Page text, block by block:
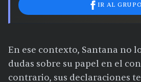
IR AL GRUPO
En ese contexto, Santana no
dudas sobre su papel en el
contrario, sus declaraciones